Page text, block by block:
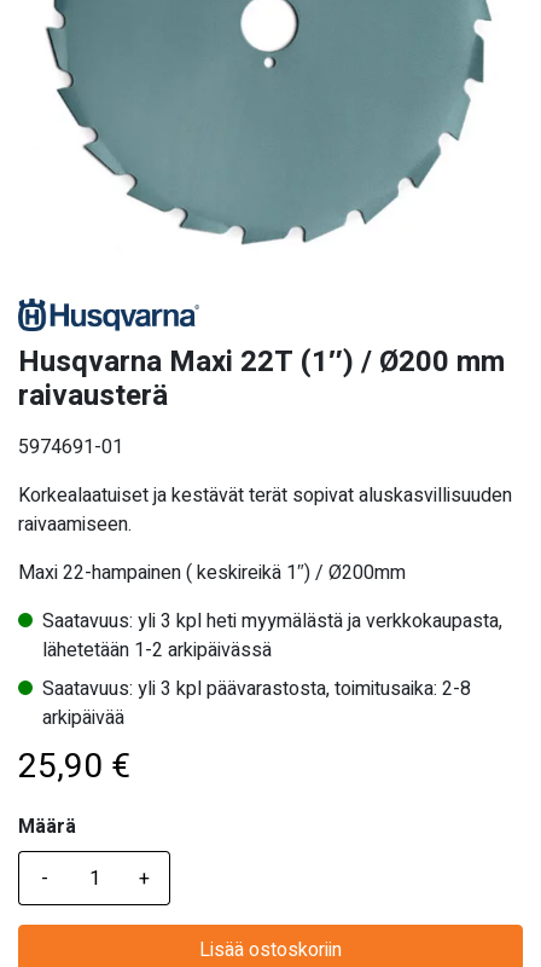
Husqvarna Maxi 22T (1″) / Ø200 mm
raivausterä
5974691-01
Korkealaatuiset ja kestävät terät sopivat aluskasvillisuuden
raivaamiseen.
Maxi 22-hampainen ( keskireikä 1″) / Ø200mm
Saatavuus: yli 3 kpl heti myymälästä ja verkkokaupasta,
lähetetään 1-2 arkipäivässä
Saatavuus: yli 3 kpl päävarastosta, toimitusaika: 2-8
arkipäivää
25,90 €
Määrä
Määrä
Lisää ostoskoriin